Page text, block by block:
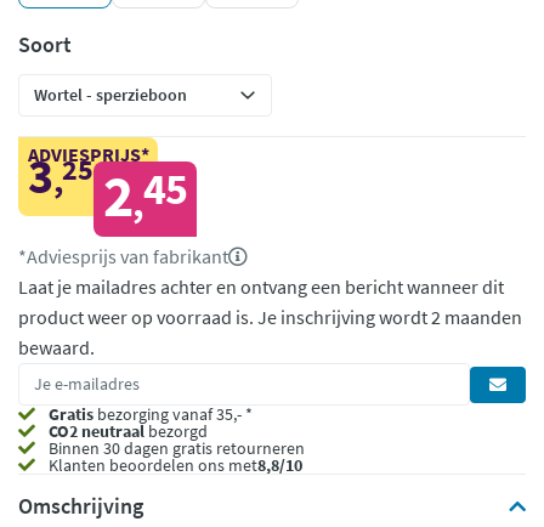
Soort
ADVIESPRIJS*
3,25 2,45
*Adviesprijs van fabrikant
Laat je mailadres achter en ontvang een bericht wanneer dit
product weer op voorraad is. Je inschrijving wordt 2 maanden
bewaard.
Gratis bezorging vanaf 35,- *
CO2 neutraalbezorgd
Binnen 30 dagen gratis retourneren
Klanten beoordelen ons met8,8/10
Omschrijving